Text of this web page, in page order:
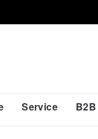
Service B2B